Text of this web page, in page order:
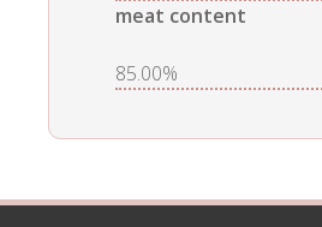
meat content
85.00%